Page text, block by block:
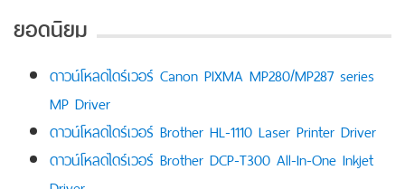
ยอดนิยม
ดาวน์โหลดไดร์เวอร์ Canon PIXMA MP280/MP287 series
MP Driver
ดาวน์โหลดไดร์เวอร์ Brother HL-1110 Laser Printer Driver
ดาวน์โหลดไดร์เวอร์ Brother DCP-T300 All-In-One Inkjet